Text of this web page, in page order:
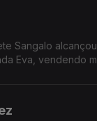
Sangalo
Eva, vendendo